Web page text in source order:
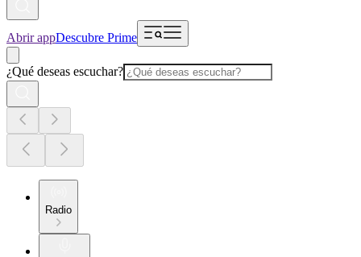
Abrir appDescubre Prime
¿Qué deseas escuchar?
Radio